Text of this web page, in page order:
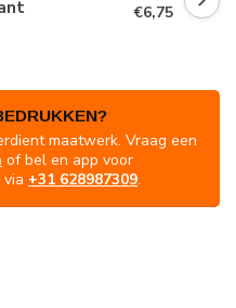
€6,75
maatwerk. Vraag een
of bel en app voor
+31 628987309.